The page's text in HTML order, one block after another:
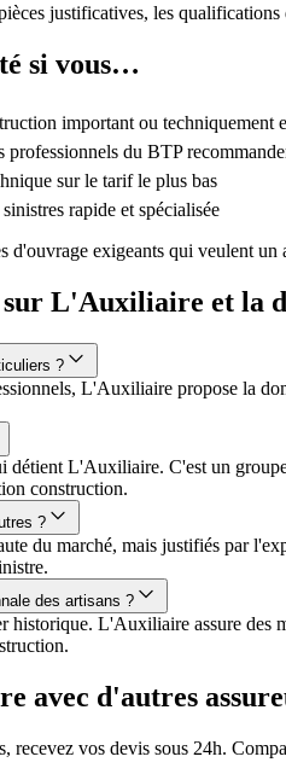
justificatives, les qualifications
si vous…
important ou techniquement
professionnels du BTP
sur le tarif le plus bas
rapide et spécialisée
exigeants qui veulent un
sur L'Auxiliaire et la
?
L'Auxiliaire propose la
détient L'Auxiliaire. C'est un
construction.
?
du marché, mais justifiés par
des artisans ?
historique. L'Auxiliaire assure des
avec d'autres
recevez vos devis sous 24h.